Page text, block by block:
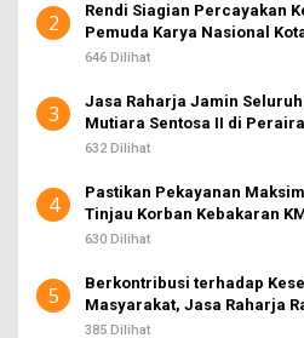
2
Rendi Siagian Percayakan
Pemuda Karya Nasional
Sembiring
646 Dilihat
3
Jasa Raharja Jamin
Mutiara Sentosa II di
632 Dilihat
4
Pastikan Pekayanan
Tinjau Korban Kebakaran
630 Dilihat
5
Berkontribusi terhadap
Masyarakat, Jasa Raharja
Transportasi Indonesia
385 Dilihat